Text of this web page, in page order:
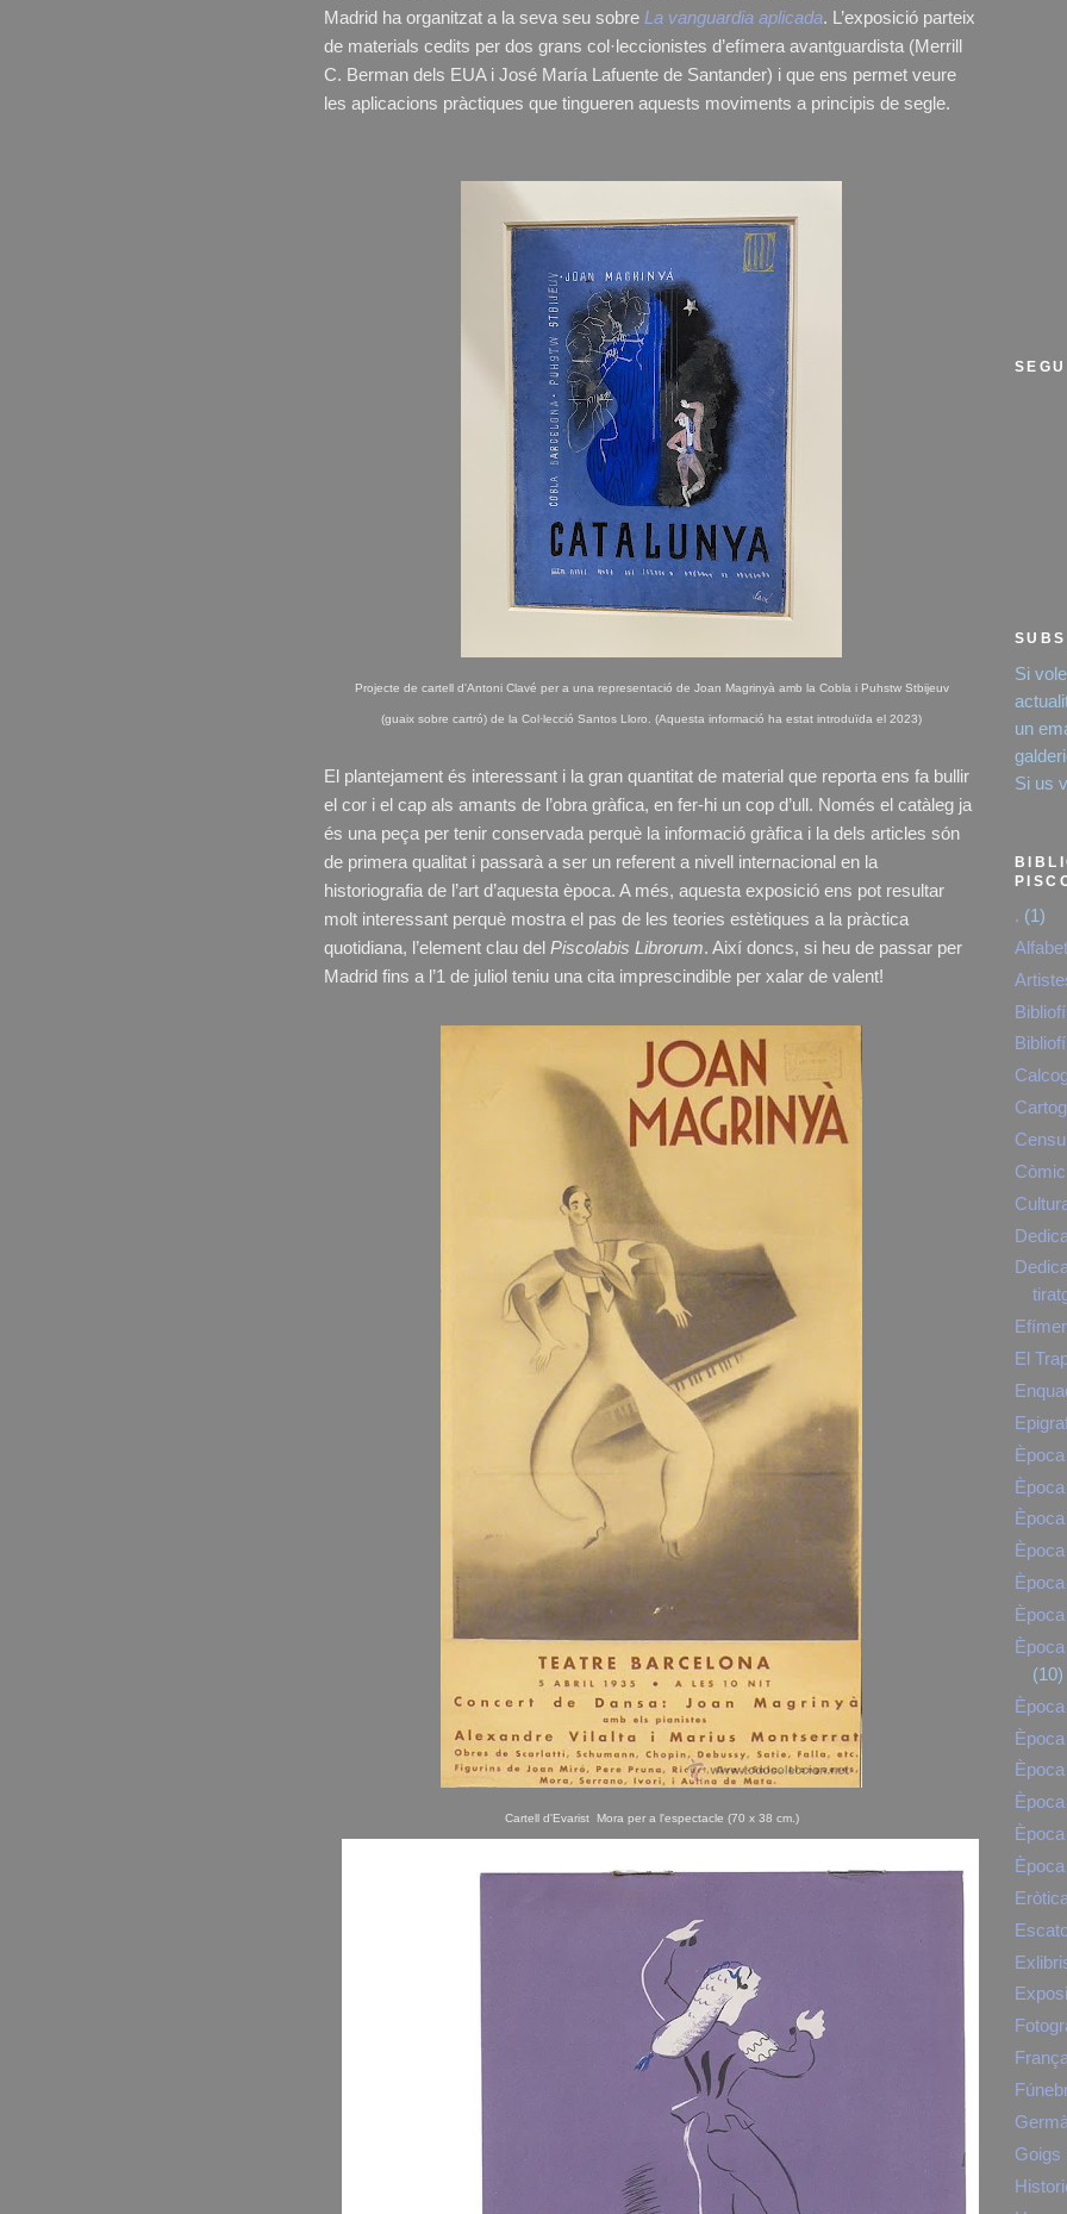
Madrid ha organitzat a la seva seu sobre La vanguardia aplicada. L’exposició parteix
de materials cedits per dos grans col·leccionistes d’efímera avantguardista (Merrill
C. Berman dels EUA i José María Lafuente de Santander) i que ens permet veure
les aplicacions pràctiques que tingueren aquests moviments a principis de segle.
Projecte de cartell d'Antoni Clavé per a una representació de Joan Magrinyà amb la Cobla i Puhstw Stbijeuv
(guaix sobre cartró) de la Col·lecció Santos Lloro. (Aquesta informació ha estat introduïda el 2023)
El plantejament és interessant i la gran quantitat de material que reporta ens fa bullir
el cor i el cap als amants de l’obra gràfica, en fer-hi un cop d’ull. Només el catàleg ja
és una peça per tenir conservada perquè la informació gràfica i la dels articles són
de primera qualitat i passarà a ser un referent a nivell internacional en la
historiografia de l’art d’aquesta època. A més, aquesta exposició ens pot resultar
molt interessant perquè mostra el pas de les teories estètiques a la pràctica
quotidiana, l’element clau del Piscolabis Librorum. Així doncs, si heu de passar per
Madrid fins a l’1 de juliol teniu una cita imprescindible per xalar de valent!
Cartell d'Evarist Mora per a l'espectacle (70 x 38 cm.)
Si
un
Si us
. (1)
Còmic
El
(10)
Eròtica
França
Goigs